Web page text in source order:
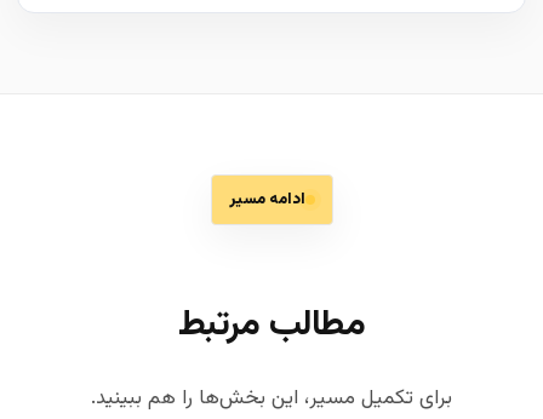
ادامه مسیر
مطالب مرتبط
برای تکمیل مسیر، این بخش‌ها را هم ببینید.